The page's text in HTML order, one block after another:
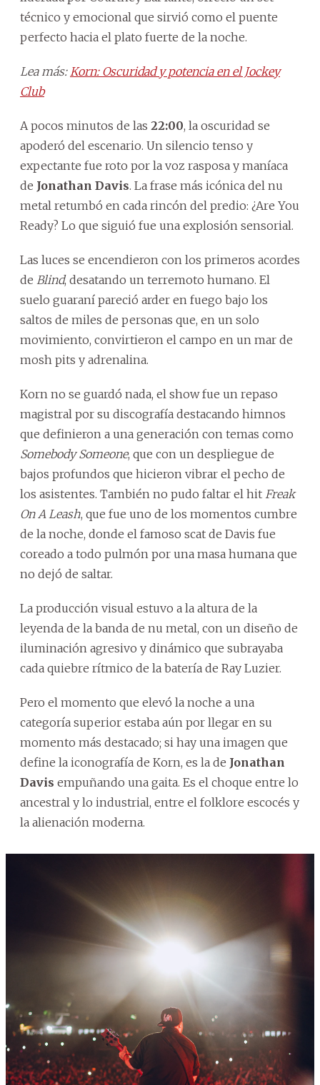
técnico y emocional que sirvió como el puente
perfecto hacia el plato fuerte de la noche.
Lea más: Korn: Oscuridad y potencia en el Jockey
Club
A pocos minutos de las 22:00, la oscuridad se
apoderó del escenario. Un silencio tenso y
expectante fue roto por la voz rasposa y maníaca
de Jonathan Davis. La frase más icónica del nu
metal retumbó en cada rincón del predio: ¿Are You
Ready? Lo que siguió fue una explosión sensorial.
Las luces se encendieron con los primeros acordes
de Blind, desatando un terremoto humano. El
suelo guaraní pareció arder en fuego bajo los
saltos de miles de personas que, en un solo
movimiento, convirtieron el campo en un mar de
mosh pits y adrenalina.
Korn no se guardó nada, el show fue un repaso
magistral por su discografía destacando himnos
que definieron a una generación con temas como
Somebody Someone, que con un despliegue de
bajos profundos que hicieron vibrar el pecho de
los asistentes. También no pudo faltar el hit Freak
On A Leash, que fue uno de los momentos cumbre
de la noche, donde el famoso scat de Davis fue
coreado a todo pulmón por una masa humana que
no dejó de saltar.
La producción visual estuvo a la altura de la
leyenda de la banda de nu metal, con un diseño de
iluminación agresivo y dinámico que subrayaba
cada quiebre rítmico de la batería de Ray Luzier.
Pero el momento que elevó la noche a una
categoría superior estaba aún por llegar en su
momento más destacado; si hay una imagen que
define la iconografía de Korn, es la de Jonathan
Davis empuñando una gaita. Es el choque entre lo
ancestral y lo industrial, entre el folklore escocés y
la alienación moderna.